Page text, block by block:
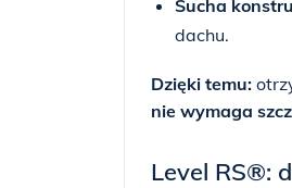
Sucha
dachu.
Dzięki temu:
nie wymaga
Level RS®: